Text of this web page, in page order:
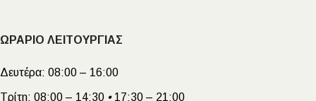
ΩΡΑΡΙΟ ΛΕΙΤΟΥΡΓΙΑΣ
Δευτέρα: 08:00 – 16:00
Τρίτη: 08:00 – 14:30 •17:30 – 21:00